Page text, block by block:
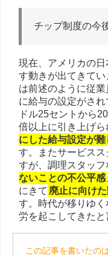
チップ制度の今
現在、アメリカの日
す動きが出てきて
は前述のように従
に給与の設定がさ
ドル25セントから
倍以上に引き上げら
にした給与設定が難
す。またサービス
すが、調理スタッ
ないことの不公平感
にきて 廃止に向け
す。時代が移りゆ
労を起こしてきたと
この記事を書いたの